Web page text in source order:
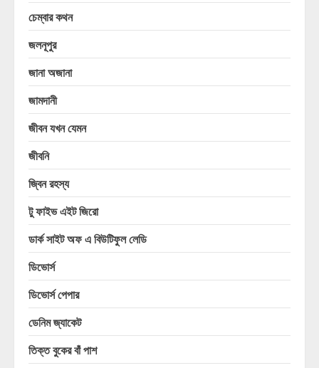
চেম্বার কথন
জলনূপুর
জানা অজানা
জামদানী
জীবন যখন যেমন
জীবনি
জ্বিন রহস্য
টু ফাইভ এইট জিরো
ডার্ক সাইট অফ এ বিউটিফুল লেডি
ডিভোর্স
ডিভোর্স পেপার
ডেনিম জ্যাকেট
তিক্ত বুকের বাঁ পাশ